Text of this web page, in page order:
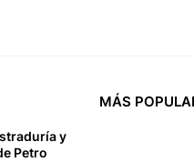
y
Petro
MÁS